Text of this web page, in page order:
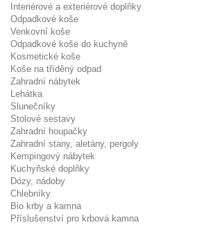
Interiérové a exteriérové doplňky
Odpadkové koše
Venkovní koše
Odpadkové koše do kuchyně
Kosmetické koše
Koše na tříděný odpad
Zahradní nábytek
Lehátka
Slunečníky
Stolové sestavy
Zahradní houpačky
Zahradní stany, aletány, pergoly
Kempingový nábytek
Kuchyňské doplňky
Dózy, nádoby
Chlebníky
Bio krby a kamna
Příslušenství pro krbová kamna